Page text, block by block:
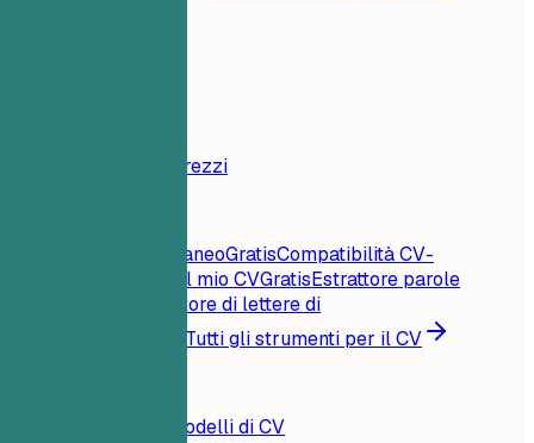
Prezzi
Punteggio CV istantaneoGratisCompatibilità CV-
Critica il mio CVGratisEstrattore parole
Generatore di lettere di
Tutti gli strumenti per il CV
Modelli di CV